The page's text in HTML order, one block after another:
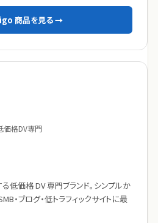
商品を見る →
価格DV専門
低価格 DV 専門ブランド。シンプルか
・ブログ・低トラフィックサイトに最